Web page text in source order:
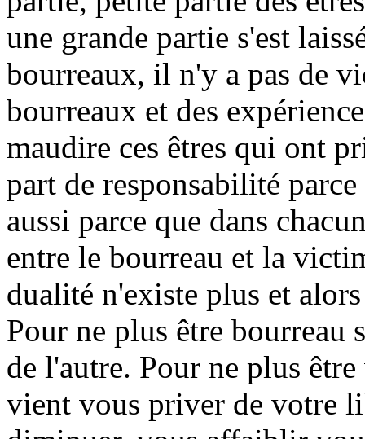
une grande partie s'est
bourreaux, il n'y a pas de
bourreaux et des
maudire ces êtres qui ont
part de responsabilité
aussi parce que dans
entre le bourreau et la
dualité n'existe plus et
Pour ne plus être bourreau
de l'autre. Pour ne plus
vient vous priver de votre